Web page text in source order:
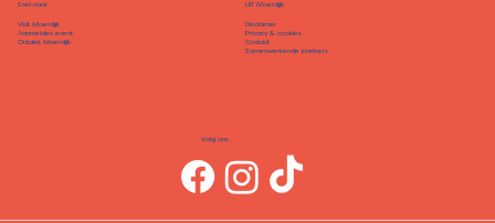
Snel naar
Visit Moerdijk
Aanmelden event
Ontdek Moerdijk
UIT Moerdijk
Disclaimer
Privacy & cookies
Contact
Samenwerkende partners
Volg ons